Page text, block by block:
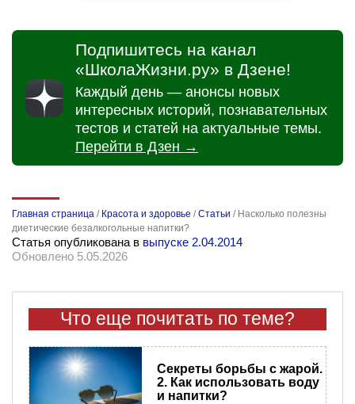
Подпишитесь на канал
«ШколаЖизни.ру» в Дзене!
Каждый день — анонсы новых
интересных историй, познавательных
тестов и статей на актуальные темы.
Перейти в Дзен →
Главная страница / Красота и здоровье /Статьи / Насколько полезны
диетические безалкогольные напитки?
Статья опубликована в выпуске 2.04.2014
Обновлено 5.05.2026
Что еще почитать по теме?
Секреты борьбы с жарой.
2. Как использовать воду
и напитки?